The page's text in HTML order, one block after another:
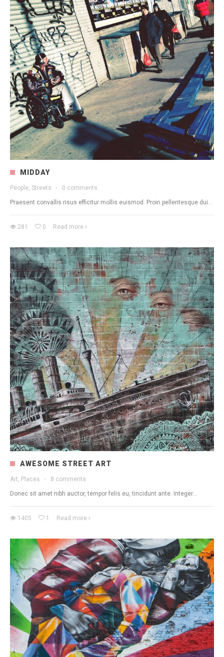
MIDDAY
People, Streets · 0 comments
Praesent convallis risus efficitur mollis euismod. Proin pellentesque dui...
281 0 Read more
AWESOME STREET ART
Art, Places · 8 comments
Donec sit amet nibh auctor, tempor felis eu, tincidunt ante. Integer...
1405 1 Read more